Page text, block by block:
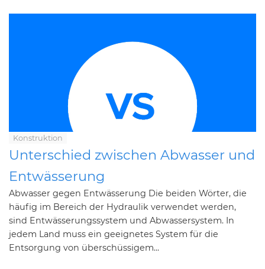
Konstruktion
Unterschied zwischen Abwasser und
Entwässerung
Abwasser gegen Entwässerung Die beiden Wörter, die
häufig im Bereich der Hydraulik verwendet werden,
sind Entwässerungssystem und Abwassersystem. In
jedem Land muss ein geeignetes System für die
Entsorgung von überschüssigem...